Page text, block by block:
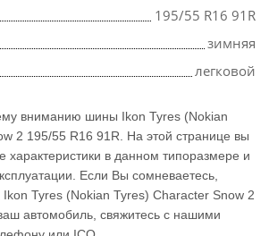
195/55 R16 91R
зимняя
легковой
вниманию шины Ikon Tyres (Nokian
2 195/55 R16 91R. На этой странице вы
характеристики в данном типоразмере и
Если Вы сомневаетесь,
Ikon Tyres (Nokian Tyres) Character Snow 2
автомобиль, свяжитесь с нашими